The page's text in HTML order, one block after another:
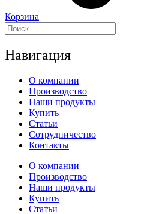
Корзина
Навигация
О компании
Производство
Наши продукты
Купить
Статьи
Сотрудничество
Контакты
О компании
Производство
Наши продукты
Купить
Статьи